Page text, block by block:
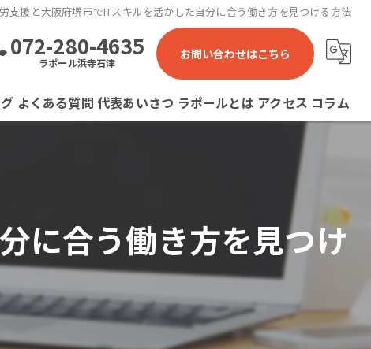
支援と大阪府堺市でITスキルを活かした自分に合う働き方を見つける方法
072-280-4635
ラポール浜寺石津
お問い合わせはこちら
よくある質問 代表あいさつ ラポールとは アクセス
ラポール石津川 就労継続支援B型事業所
ラポール浜寺石津 就労継続支援B型事業所
コラム
に合う働き方を見つけ